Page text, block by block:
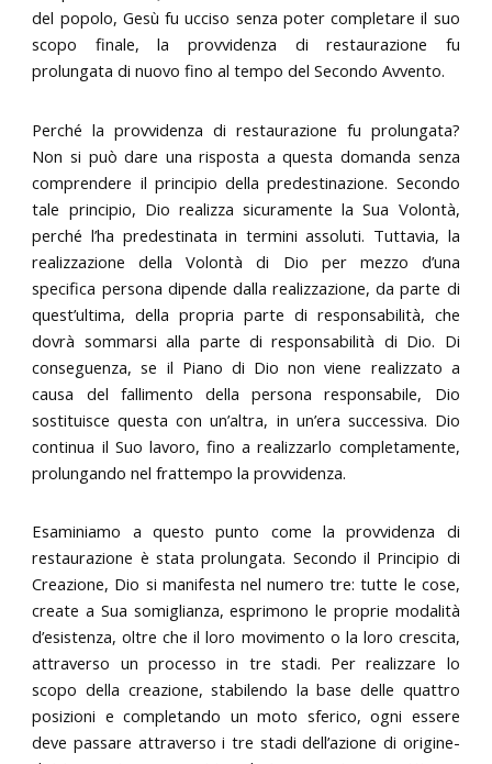
del popolo, Gesù fu ucciso senza poter completare il suo
scopo finale, la provvidenza di restaurazione fu
prolungata di nuovo fino al tempo del Secondo Avvento.
Perché la provvidenza di restaurazione fu prolungata?
Non si può dare una risposta a questa domanda senza
comprendere il principio della predestinazione. Secondo
tale principio, Dio realizza sicuramente la Sua Volontà,
perché l’ha predestinata in termini assoluti. Tuttavia, la
realizzazione della Volontà di Dio per mezzo d’una
specifica persona dipende dalla realizzazione, da parte di
quest’ultima, della propria parte di responsabilità, che
dovrà sommarsi alla parte di responsabilità di Dio. Di
conseguenza, se il Piano di Dio non viene realizzato a
causa del fallimento della persona responsabile, Dio
sostituisce questa con un’altra, in un’era successiva. Dio
continua il Suo lavoro, fino a realizzarlo completamente,
prolungando nel frattempo la provvidenza.
Esaminiamo a questo punto come la provvidenza di
restaurazione è stata prolungata. Secondo il Principio di
Creazione, Dio si manifesta nel numero tre: tutte le cose,
create a Sua somiglianza, esprimono le proprie modalità
d’esistenza, oltre che il loro movimento o la loro crescita,
attraverso un processo in tre stadi. Per realizzare lo
scopo della creazione, stabilendo la base delle quattro
posizioni e completando un moto sferico, ogni essere
deve passare attraverso i tre stadi dell’azione di origine-